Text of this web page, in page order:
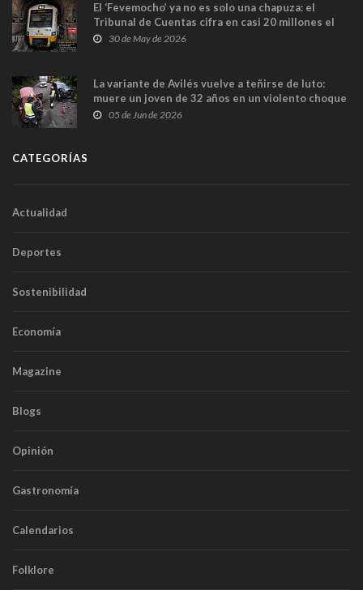
El ‘Fevemocho’ ya no es solo una chapuza: el
Tribunal de Cuentas cifra en casi 20 millones el
sobrecoste de los trenes que no cabían por los
30 de May de 2026
La variante de Avilés vuelve a teñirse de luto:
muere un joven de 32 años en un violento choque
frontal
05 de Jun de 2026
CATEGORÍAS
Actualidad
Deportes
Sostenibilidad
Economía
Magazine
Blogs
Opinión
Gastronomía
Calendarios
Folklore